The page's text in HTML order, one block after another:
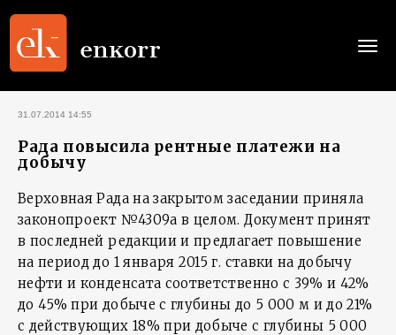
31.07.2014 14:55
Рада повысила рентные платежи на
добычу
Верховная Рада на закрытом заседании приняла
законопроект №4309а в целом. Документ принят
в последней редакции и предлагает повышение
на период до 1 января 2015 г. ставки на добычу
нефти и конденсата соответственно с 39% и 42%
до 45% при добыче с глубины до 5 000 м и до 21%
с действующих 18% при добыче с глубины 5 000